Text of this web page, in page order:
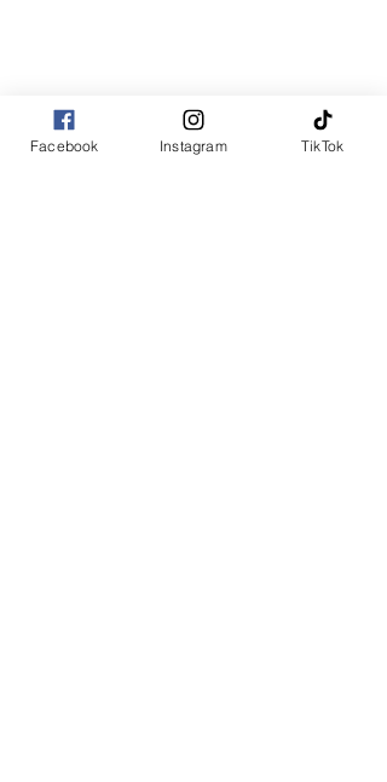
Facebook Instagram TikTok